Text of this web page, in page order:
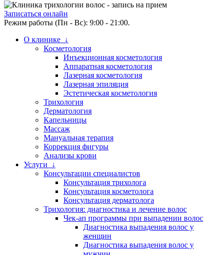
Записаться онлайн
Режим работы (Пн - Вс): 9:00 - 21:00.
О клинике ↓
Косметология
Инъекционная косметология
Аппаратная косметология
Лазерная косметология
Лазерная эпиляция
Эстетическая косметология
Трихология
Дерматология
Капельницы
Массаж
Мануальная терапия
Коррекция фигуры
Анализы крови
Услуги ↓
Консультации специалистов
Консультация трихолога
Консультация косметолога
Консультация дерматолога
Трихология: диагностика и лечение волос
Чек-ап программы при выпадении волос
Диагностика выпадения волос у
женщин
Диагностика выпадения волос у